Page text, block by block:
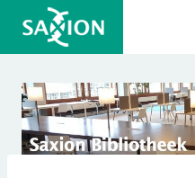
Doorgaan
naar